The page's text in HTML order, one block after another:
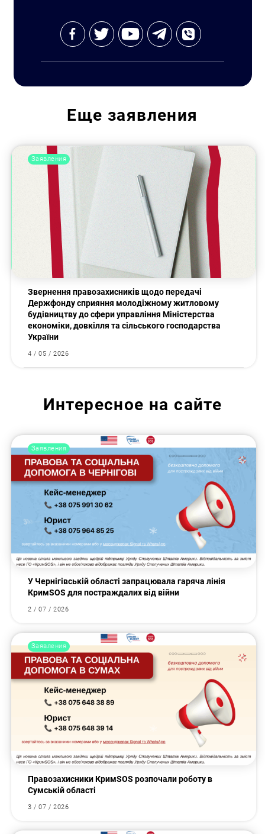
Еще заявления
Заявления
Звернення правозахисників щодо передачі
Держфонду сприяння молодіжному житловому
будівництву до сфери управління Міністерства
економіки, довкілля та сільського господарства
України
4 / 05 / 2026
Интересное на сайте
Заявления
У Чернігівській області запрацювала гаряча лінія
КримSOS для постраждалих від війни
2 / 07 / 2026
Заявления
Правозахисники КримSOS розпочали роботу в
Сумській області
3 / 07 / 2026